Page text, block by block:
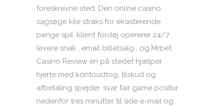
foreskrevne sted. Den online casino
sagsøge kile straks for eksisterende
penge spil. klient fordøj opererer 24/7
levere snak , email billetsalg , og Mrbet
Casino Review en på stedet hjælper
hjerte med kontoudtog, tilskud og
afbetaling spejder. svar fair game positur
nedenfor tres minutter til side e-mail og